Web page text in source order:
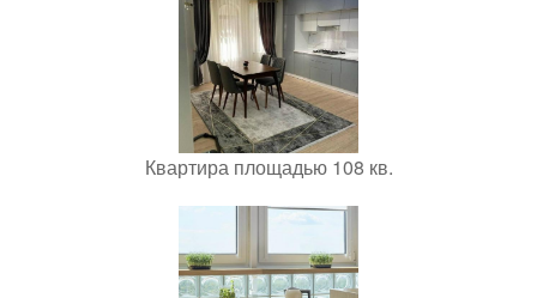
Квартира площадью 108 кв.